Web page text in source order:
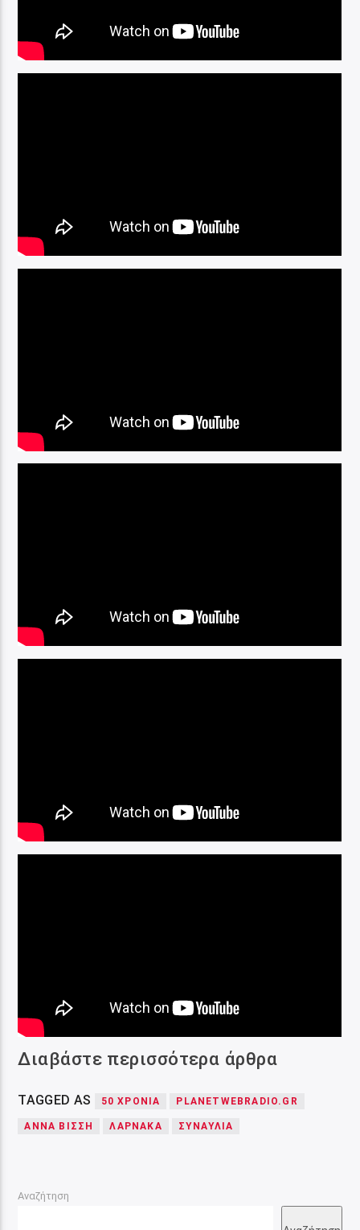
Διαβάστε περισσότερα άρθρα
TAGGED AS 50 ΧΡΌΝΙΑ PLANETWEBRADIO.GR
ΆΝΝΑ ΒΊΣΣΗ ΛΆΡΝΑΚΑ ΣΥΝΑΥΛΊΑ
Αναζήτηση